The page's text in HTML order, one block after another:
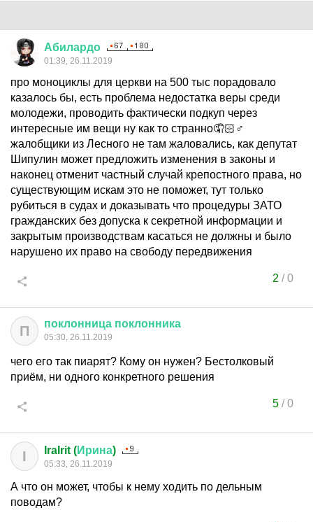
Абилардо
01:39, 26.11.2019
про моноциклы для церкви на 500 тыс порадовало
казалось бы, есть проблема недостатка веры среди
молодежи, проводить фактически подкуп через
интересные им вещи ну как то странно🤦🏻♂
жалобщики из Лесного не там жаловались, как депутат
Шипулин может предложить изменения в законы и
наконец отменит частный случай крепостного права, но
существующим искам это не поможет, тут только
рубиться в судах и доказывать что процедуры ЗАТО
гражданских без допуска к секретной информации и
закрытым производствам касаться не должны и было
нарушено их право на свободу передвижения
2 /0
П поклонница поклонника
05:30, 26.11.2019
чего его так пиарят? Кому он нужен? Бестолковый
приём, ни одного конкретного решения
5/0
I IraIrit (Ирина)
05:33, 26.11.2019
А что он может, чтобы к нему ходить по дельным
поводам?